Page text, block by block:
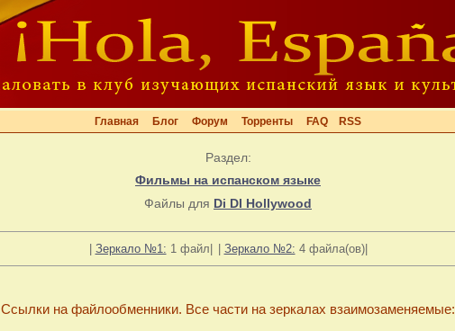
Главная Блог Форум Торренты FAQ RSS
Раздел:
Фильмы на испанском языке
Файлы для Di DI Hollywood
Зеркало №1: 1 файл| Зеркало №2: 4 файла(ов)|
Ссылки на файлообменники. Все части на зеркалах взаимозаменяемые: